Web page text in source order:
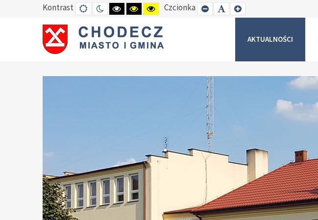
Kontrast DEFAULT
MODE
TRYB
NOCNY
HIGH
CONTRAST
BLACK
WHITE
MODE
HIGH
CONTRAST
BLACK
YELLOW
MODE
HIGH
CONTRAST
YELLOW
BLACK
MODE
Czcionka SET
SMALLER
SET
DEFAULT
SET
LARGER
AKTUALNOŚCI